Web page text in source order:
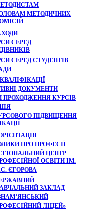
МЕТОДИЧНИХ
СЕРЕД
СЕРЕД СТУДЕНТІВ
ДОКУМЕНТИ
ПРОХОДЖЕННЯ КУРСІВ
ПІДВИЩЕННЯ
ПРО ПРОФЕСІЇ
ЦЕНТР
ОСВІТИ ІМ.
ЄГОРОВА
ЗАКЛАД
ЛІЦЕЙ»